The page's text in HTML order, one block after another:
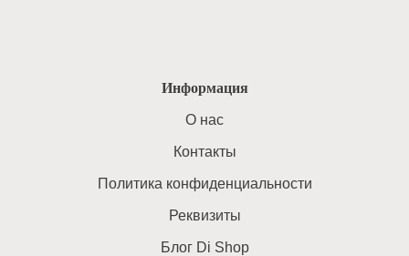
Информация
O нас
Контакты
Политика конфиденциальности
Реквизиты
Блог Di Shop